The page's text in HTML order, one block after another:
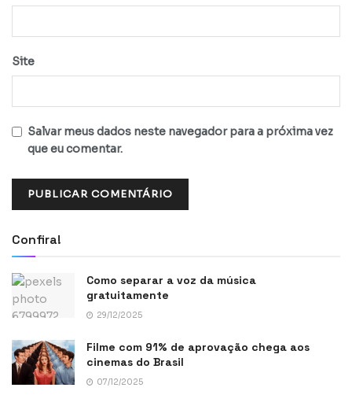
Site
Salvar meus dados neste navegador para a próxima vez
que eu comentar.
Confira!
Como separar a voz da música
gratuitamente
29/12/2025
Filme com 91% de aprovação chega aos
cinemas do Brasil
07/12/2025